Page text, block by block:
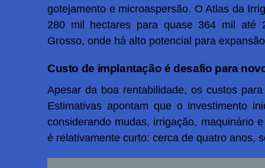
gotejamento e microaspersão. O Atlas da
280 mil hectares para quase 364 mil até
Grosso, onde há alto potencial para
Custo de implantação é desafio para
Apesar da boa rentabilidade, os custos
Estimativas apontam que o investimento
considerando mudas, irrigação, maquinário
é relativamente curto: cerca de quatro anos,